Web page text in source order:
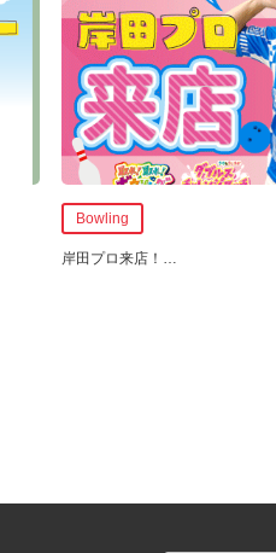
Bowling
岸田プロ来店！